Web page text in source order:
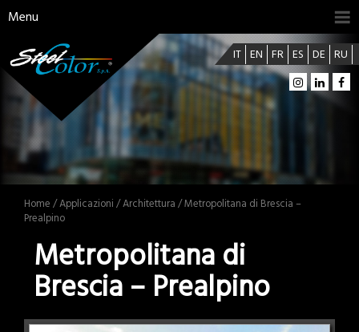
Menu
IT EN FR ES DE RU
Home /Applicazioni /Architettura / Metropolitana di Brescia –
Prealpino
Metropolitana di
Brescia – Prealpino